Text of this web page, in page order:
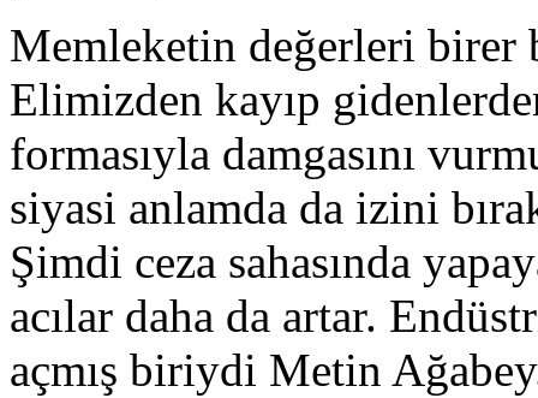
Memleketin değerleri birer
Elimizden kayıp
formasıyla damgasını
siyasi anlamda da izini
Şimdi ceza sahasında
acılar daha da artar.
açmış biriydi Metin